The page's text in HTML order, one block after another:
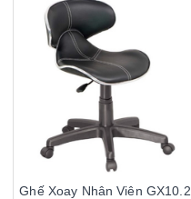
Ghế Xoay Nhân Viên GX10.2